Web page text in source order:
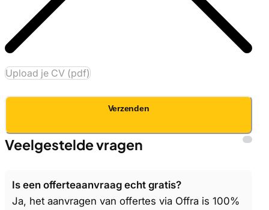
Upload je CV (pdf)
Verzenden
Veelgestelde vragen
Is een offerteaanvraag echt gratis?
Ja, het aanvragen van offertes via Offra is 100%